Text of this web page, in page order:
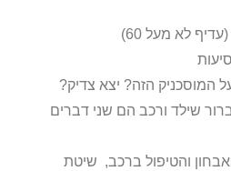
לא מעל 60)
המוסכניק הזה? יצא צדיק?
שילד ורכב הם שני דברים
והטיפול ברכב, שיטת